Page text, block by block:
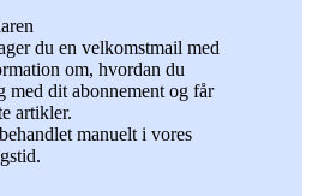
du en velkomstmail med
om, hvordan du
med dit abonnement og får
artikler.
manuelt i vores